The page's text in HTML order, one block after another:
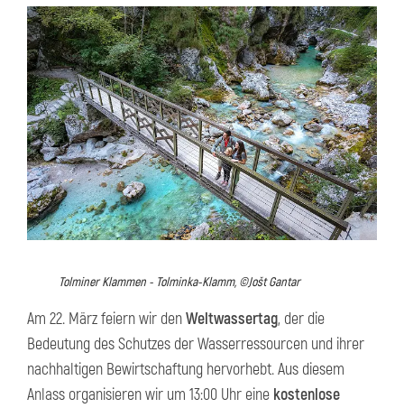
Tolminer Klammen - Tolminka-Klamm, ©Jošt Gantar
Am 22. März feiern wir denWeltwassertag, der die
Bedeutung des Schutzes der Wasserressourcen und ihrer
nachhaltigen Bewirtschaftung hervorhebt. Aus diesem
Anlass organisieren wir um 13:00 Uhr eine kostenlose